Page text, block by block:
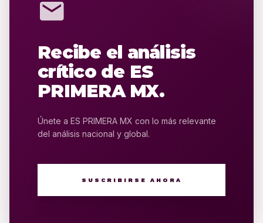
mail
Recibe el análisis
crítico de ES
PRIMERA MX.
Únete a ES PRIMERA MX con lo más relevante
del análisis nacional y global.
SUSCRIBIRSE AHORA